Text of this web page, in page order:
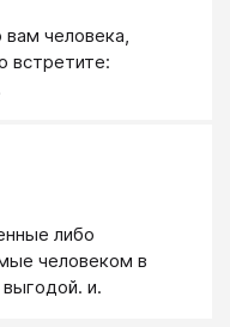
человека,
встретите:
либо
человеком в
выгодой. и.